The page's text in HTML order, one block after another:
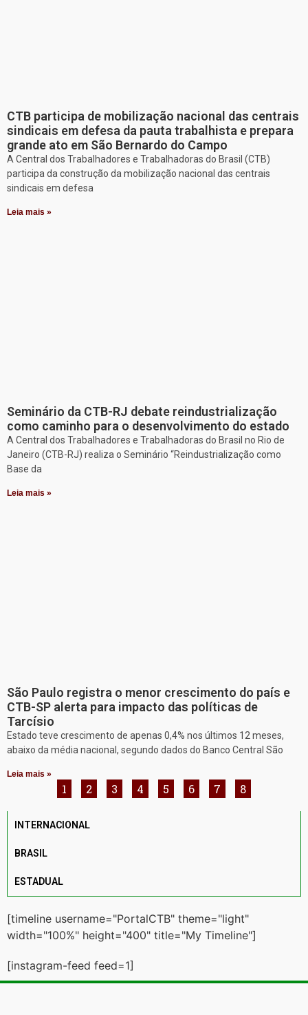
CTB participa de mobilização nacional das centrais
sindicais em defesa da pauta trabalhista e prepara
grande ato em São Bernardo do Campo
A Central dos Trabalhadores e Trabalhadoras do Brasil (CTB)
participa da construção da mobilização nacional das centrais
sindicais em defesa
Leia mais »
Seminário da CTB-RJ debate reindustrialização
como caminho para o desenvolvimento do estado
A Central dos Trabalhadores e Trabalhadoras do Brasil no Rio de
Janeiro (CTB-RJ) realiza o Seminário “Reindustrialização como
Base da
Leia mais »
São Paulo registra o menor crescimento do país e
CTB-SP alerta para impacto das políticas de
Tarcísio
Estado teve crescimento de apenas 0,4% nos últimos 12 meses,
abaixo da média nacional, segundo dados do Banco Central São
Leia mais »
1 2 3 4 5 6 7 8
INTERNACIONAL
BRASIL
ESTADUAL
[timeline username="PortalCTB" theme="light"
width="100%" height="400" title="My Timeline"]
[instagram-feed feed=1]